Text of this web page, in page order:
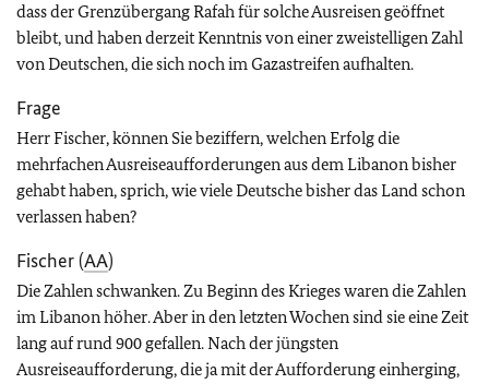
dass der Grenzübergang Rafah für solche Ausreisen geöffnet
bleibt, und haben derzeit Kenntnis von einer zweistelligen Zahl
von Deutschen, die sich noch im Gazastreifen aufhalten.
Frage
Herr Fischer, können Sie beziffern, welchen Erfolg die
mehrfachen Ausreiseaufforderungen aus dem Libanon bisher
gehabt haben, sprich, wie viele Deutsche bisher das Land schon
verlassen haben?
Fischer (AA)
Die Zahlen schwanken. Zu Beginn des Krieges waren die Zahlen
im Libanon höher. Aber in den letzten Wochen sind sie eine Zeit
lang auf rund 900 gefallen. Nach der jüngsten
Ausreiseaufforderung, die ja mit der Aufforderung einherging,